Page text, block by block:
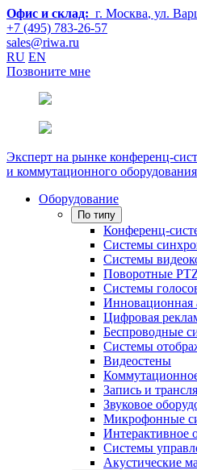
Офис и склад: г. Москва, ул.
+7 (495) 783-26-57
sales@riwa.ru
RU EN
Позвоните мне
Эксперт на рынке конференц-
и коммутационного оборудования
Оборудование
По типу
Конференц-
Системы
Системы
Поворотные
Системы
Инновационная
Цифровая
Беспроводные
Системы
Видеостены
Запись и
Звуковое
Микрофонные
Интерактивное
Системы
Акустические